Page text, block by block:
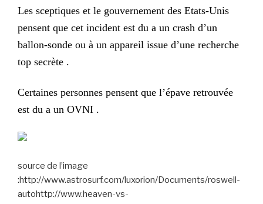
Les sceptiques et le gouvernement des Etats-Unis
pensent que cet incident est du a un crash d’un
ballon-sonde ou à un appareil issue d’une recherche
top secrète .
Certaines personnes pensent que l’épave retrouvée
est du a un OVNI .
source de l’image
:http://www.astrosurf.com/luxorion/Documents/roswell-
autohttp://www.heaven-vs-